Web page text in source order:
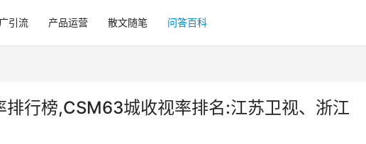
引流 产品运营 散文随笔 问答百科
行榜,CSM63城收视率排名:江苏卫视、浙江